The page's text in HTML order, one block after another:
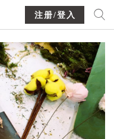
注册/登入